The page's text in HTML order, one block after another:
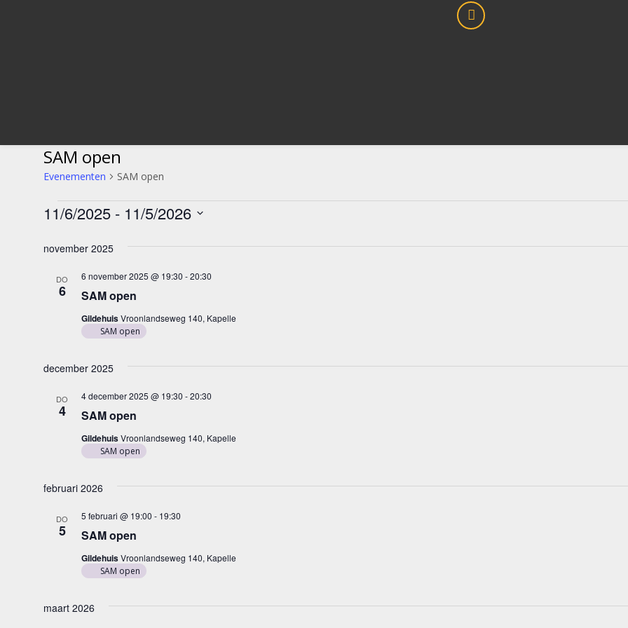
SAM open
Evenementen SAM open
Evenementen
11/6/2025 - 11/5/2026
een
november 2025
DO
6 SAM open
6 november 2025 @ 19:30 -20:30
GildehuisVroonlandseweg 140, Kapelle
SAM open
december 2025
DO
4 SAM open
4 december 2025 @ 19:30 -20:30
GildehuisVroonlandseweg 140, Kapelle
SAM open
februari 2026
DO
5 SAM open
5 februari @ 19:00 - 19:30
GildehuisVroonlandseweg 140, Kapelle
SAM open
maart 2026